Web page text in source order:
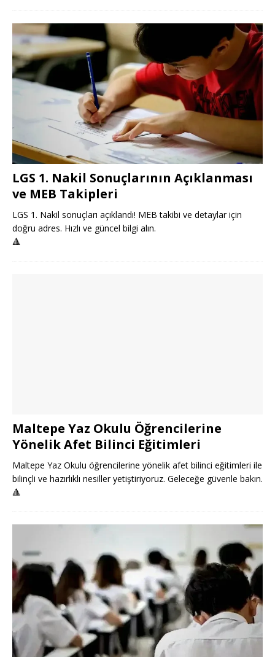
LGS 1. Nakil Sonuçlarının Açıklanması
ve MEB Takipleri
LGS 1. Nakil sonuçları açıklandı! MEB takibi ve detaylar için
doğru adres. Hızlı ve güncel bilgi alın.
🔺
Maltepe Yaz Okulu Öğrencilerine
Yönelik Afet Bilinci Eğitimleri
Maltepe Yaz Okulu öğrencilerine yönelik afet bilinci eğitimleri ile
bilinçli ve hazırlıklı nesiller yetiştiriyoruz. Geleceğe güvenle bakın.
🔺